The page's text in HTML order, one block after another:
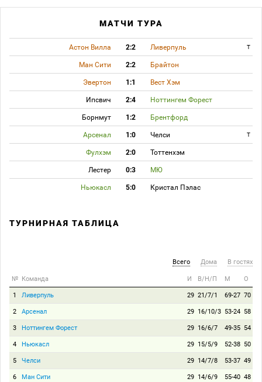
МАТЧИ ТУРА
Астон Вилла 2:2 Ливерпуль T
Ман Сити 2:2 Брайтон
Эвертон 1:1 Вест Хэм
Ипсвич 2:4 Ноттингем Форест
Борнмут 1:2 Брентфорд
Арсенал 1:0 Челси T
Фулхэм 2:0 Тоттенхэм
Лестер 0:3 МЮ
Ньюкасл 5:0 Кристал Пэлас
ТУРНИРНАЯ ТАБЛИЦА
Всего Дома В гостях
№ Команда И В/Н/П М О
1 Ливерпуль 29 21/7/1 69-27 70
2 Арсенал 29 16/10/3 53-24 58
3 Ноттингем Форест 29 16/6/7 49-35 54
4 Ньюкасл 29 15/5/9 52-38 50
5 Челси 29 14/7/8 53-37 49
6 Ман Сити 29 14/6/9 55-40 48